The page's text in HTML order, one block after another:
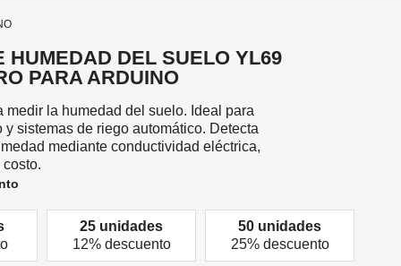
HUMEDAD DEL SUELO YL69
PARA ARDUINO
medir la humedad del suelo. Ideal para
y sistemas de riego automático. Detecta
mediante conductividad eléctrica,
25 unidades
12% descuento
50 unidades
25% descuento